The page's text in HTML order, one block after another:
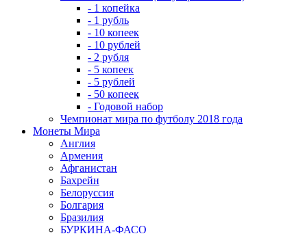
- 1 копейка
- 1 рубль
- 10 копеек
- 10 рублей
- 2 рубля
- 5 копеек
- 5 рублей
- 50 копеек
- Годовой набор
Чемпионат мира по футболу 2018 года
Монеты Мира
Англия
Армения
Афганистан
Бахрейн
Белоруссия
Болгария
Бразилия
БУРКИНА-ФАСО